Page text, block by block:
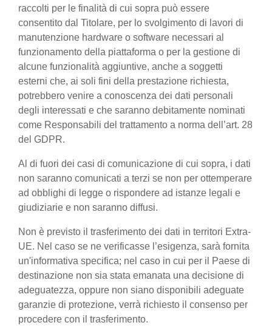
raccolti per le finalità di cui sopra può essere
consentito dal Titolare, per lo svolgimento di lavori di
manutenzione hardware o software necessari al
funzionamento della piattaforma o per la gestione di
alcune funzionalità aggiuntive, anche a soggetti
esterni che, ai soli fini della prestazione richiesta,
potrebbero venire a conoscenza dei dati personali
degli interessati e che saranno debitamente nominati
come Responsabili del trattamento a norma dell’art. 28
del GDPR.
Al di fuori dei casi di comunicazione di cui sopra, i dati
non saranno comunicati a terzi se non per ottemperare
ad obblighi di legge o rispondere ad istanze legali e
giudiziarie e non saranno diffusi.
Non è previsto il trasferimento dei dati in territori Extra-
UE. Nel caso se ne verificasse l’esigenza, sarà fornita
un'informativa specifica; nel caso in cui per il Paese di
destinazione non sia stata emanata una decisione di
adeguatezza, oppure non siano disponibili adeguate
garanzie di protezione, verrà richiesto il consenso per
procedere con il trasferimento.